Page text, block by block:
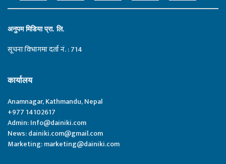
अनुपम मिडिया प्रा. लि.
सूचना विभागमा दर्ता नं. : 714
कार्यालय
Anamnagar, Kathmandu, Nepal
+977 14102617
Admin:Info@dainiki.com
News:dainiki.com@gmail.com
Marketing:marketing@dainiki.com